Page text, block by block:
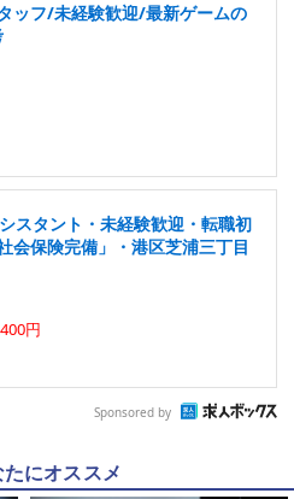
ッフ/未経験歓迎/最新ゲームの
スタント・未経験歓迎・転職初
会保険完備」・港区芝浦三丁目
円
Sponsored by
にオススメ